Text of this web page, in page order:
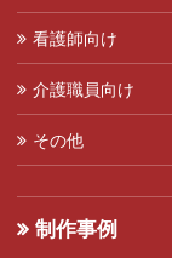
看護師向け
介護職員向け
その他
制作事例